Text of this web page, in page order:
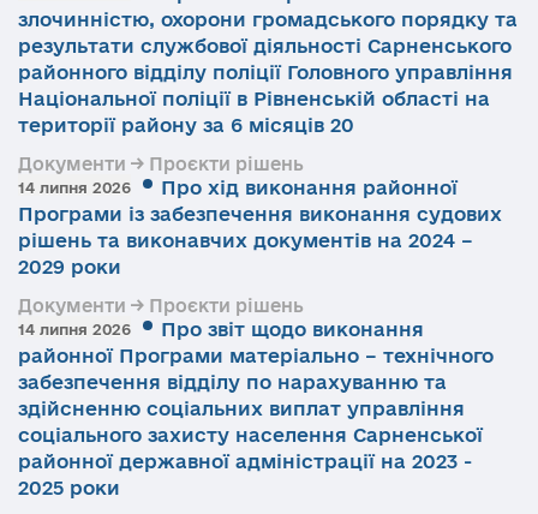
злочинністю, охорони громадського порядку та
результати службової діяльності Сарненського
районного відділу поліції Головного управління
Національної поліції в Рівненській області на
території району за 6 місяців 20
Документи → Проєкти рішень
14 липня 2026
Про хід виконання районної
Програми із забезпечення виконання судових
рішень та виконавчих документів на 2024 –
2029 роки
Документи → Проєкти рішень
14 липня 2026
Про звіт щодо виконання
районної Програми матеріально – технічного
забезпечення відділу по нарахуванню та
здійсненню соціальних виплат управління
соціального захисту населення Сарненської
районної державної адміністрації на 2023 -
2025 роки